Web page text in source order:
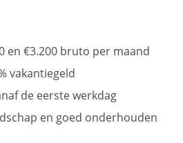
en €3.200 bruto per maand
vakantiegeld
de eerste werkdag
en goed onderhouden